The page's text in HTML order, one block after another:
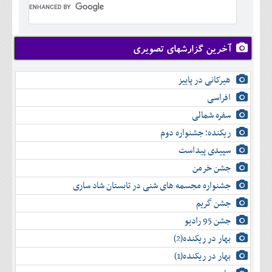
دی
بهمن
اسفند
آبان
آذر
دی
بهمن
اسفند
شهريور
مهر
آبان
آذر
دی
بهمن
اسفند
تير
مرداد
شهريور
مهر
آبان
آذر
دی
بهمن
اسفند
آخرین گزارشهای تصویری
هیرکانی در پاییز
افراسی
سفره شمالی
ریکنده؛ جشنواره دوم
سپیدی پیداست
جشن خرمن
جشنواره مجسمه های شنی در تابستان شاد ساری
جشن گریم
جشن 95 رادیو
بهار در ریکنده(2)
بهار در ریکنده(1)